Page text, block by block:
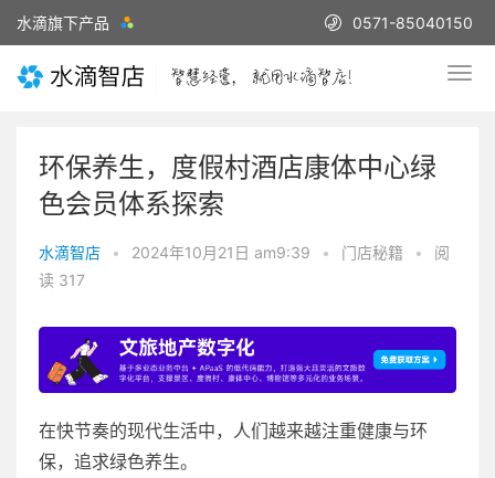
水滴旗下产品 0571-85040150
环保养生，度假村酒店康体中心绿
色会员体系探索
水滴智店 • 2024年10月21日 am9:39 • 门店秘籍 •
阅
读 317
在快节奏的现代生活中，人们越来越注重健康与环
保，追求绿色养生。